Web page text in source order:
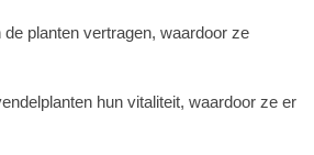
planten vertragen, waardoor ze
hun vitaliteit, waardoor ze er